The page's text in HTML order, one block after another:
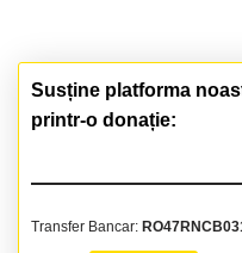
Susține platforma
printr-o donație:
Transfer Bancar: